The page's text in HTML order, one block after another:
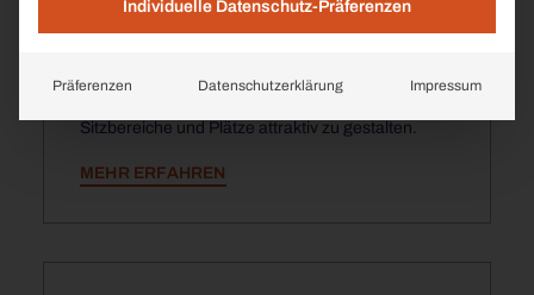
pflegeleicht und in vielen Farben erhältlich. Die
Sitzbereiche und Plätze attraktiv zu gestalten.
MEHR ERFAHREN
Individuelle Datenschutz-Präferenzen
Präferenzen Datenschutzerklärung Impressum